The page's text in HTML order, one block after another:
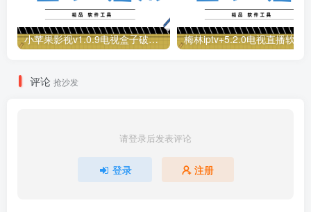
小苹果影视v1.0.9电视盒子破解版下载，继续免费白嫖直播和点播！
评论 抢沙发
请登录后发表评论
登录 注册